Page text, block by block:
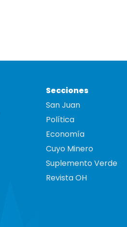
Secciones
San Juan
Política
Economía
Cuyo Minero
Suplemento Verde
Revista OH